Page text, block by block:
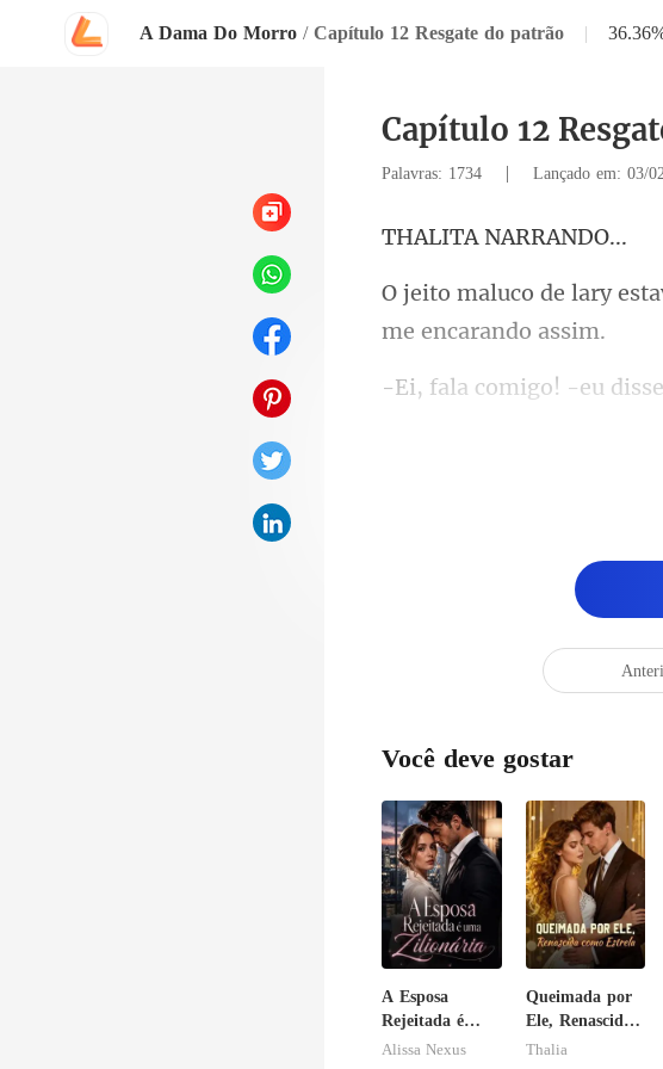
A Dama Do Morro / Capítulo 12 Resgate do patrão |
Capítulo 12
Palavras: 1734 | Lançado em: 03/
A NARR
u
Você deve gostar
A Esposa
Rejeitada é
uma Zilionária
Alissa Nexus
Queimada por
Ele, Renascida
como Estrela
Thalia